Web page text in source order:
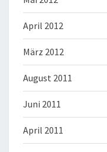
April 2012
März 2012
August 2011
Juni 2011
April 2011